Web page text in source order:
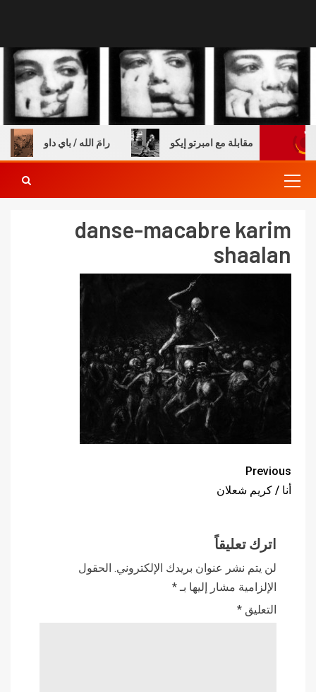
رامَ الله / باي داو والكتب – مقابلة مع امبرتو إيكو
danse-macabre karim
shaalan
Previous
أنا / كريم شعلان
اترك تعليقاً
لن يتم نشر عنوان بريدك الإلكتروني. الحقول
الإلزامية مشار إليها بـ*
التعليق *